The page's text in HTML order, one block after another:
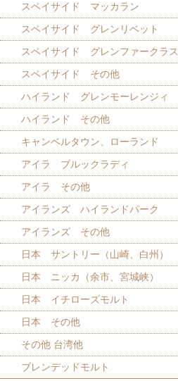
スペイサイド マッカラン
スペイサイド グレンリベット
スペイサイド グレンファークラス
スペイサイド その他
ハイランド グレンモーレンジィ
ハイランド その他
キャンベルタウン、ローランド
アイラ ブルックラディ
アイラ その他
アイランズ ハイランドパーク
アイランズ その他
日本 サントリー（山崎、白州）
日本 ニッカ（余市、宮城峡）
日本 イチローズモルト
日本 その他
その他 台湾他
ブレンデッドモルト